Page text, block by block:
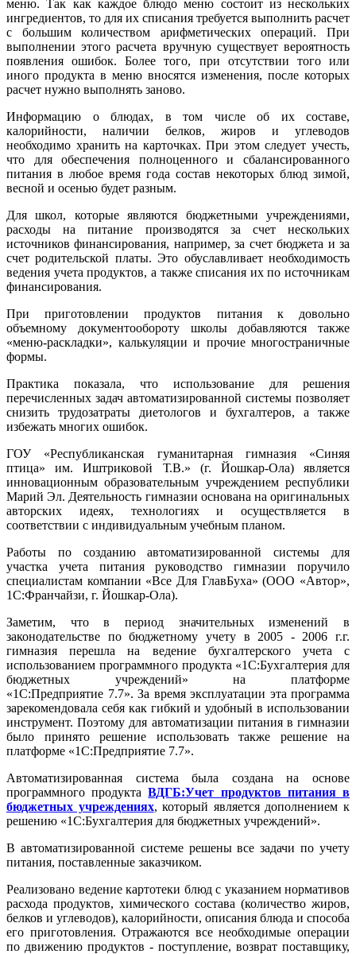
меню. Так как каждое блюдо меню состоит из нескольких
ингредиентов, то для их списания требуется выполнить расчет
с большим количеством арифметических операций. При
выполнении этого расчета вручную существует вероятность
появления ошибок. Более того, при отсутствии того или
иного продукта в меню вносятся изменения, после которых
расчет нужно выполнять заново.
Информацию о блюдах, в том числе об их составе,
калорийности, наличии белков, жиров и углеводов
необходимо хранить на карточках. При этом следует учесть,
что для обеспечения полноценного и сбалансированного
питания в любое время года состав некоторых блюд зимой,
весной и осенью будет разным.
Для школ, которые являются бюджетными учреждениями,
расходы на питание производятся за счет нескольких
источников финансирования, например, за счет бюджета и за
счет родительской платы. Это обуславливает необходимость
ведения учета продуктов, а также списания их по источникам
финансирования.
При приготовлении продуктов питания к довольно
объемному документообороту школы добавляются также
«меню-раскладки», калькуляции и прочие многостраничные
формы.
Практика показала, что использование для решения
перечисленных задач автоматизированной системы позволяет
снизить трудозатраты диетологов и бухгалтеров, а также
избежать многих ошибок.
ГОУ «Республиканская гуманитарная гимназия «Синяя
птица» им. Иштриковой Т.В.» (г. Йошкар-Ола) является
инновационным образовательным учреждением республики
Марий Эл. Деятельность гимназии основана на оригинальных
авторских идеях, технологиях и осуществляется в
соответствии с индивидуальным учебным планом.
Работы по созданию автоматизированной системы для
участка учета питания руководство гимназии поручило
специалистам компании «Все Для ГлавБуха» (ООО «Автор»,
1С:Франчайзи, г. Йошкар-Ола).
Заметим, что в период значительных изменений в
законодательстве по бюджетному учету в 2005 - 2006 г.г.
гимназия перешла на ведение бухгалтерского учета с
использованием программного продукта «1С:Бухгалтерия для
бюджетных учреждений» на платформе
«1С:Предприятие 7.7». За время эксплуатации эта программа
зарекомендовала себя как гибкий и удобный в использовании
инструмент. Поэтому для автоматизации питания в гимназии
было принято решение использовать также решение на
платформе «1С:Предприятие 7.7».
Автоматизированная система была создана на основе
программного продуктаВДГБ:Учет продуктов питания в
бюджетных учреждениях, который является дополнением к
решению «1С:Бухгалтерия для бюджетных учреждений».
В автоматизированной системе решены все задачи по учету
питания, поставленные заказчиком.
Реализовано ведение картотеки блюд с указанием нормативов
расхода продуктов, химического состава (количество жиров,
белков и углеводов), калорийности, описания блюда и способа
его приготовления. Отражаются все необходимые операции
по движению продуктов - поступление, возврат поставщику,